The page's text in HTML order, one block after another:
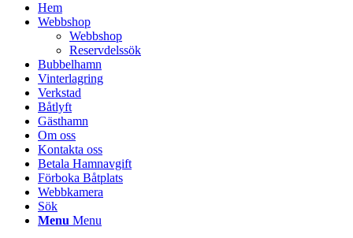
Hem
Webbshop
Webbshop
Reservdelssök
Bubbelhamn
Vinterlagring
Verkstad
Båtlyft
Gästhamn
Om oss
Kontakta oss
Betala Hamnavgift
Förboka Båtplats
Webbkamera
Sök
Menu Menu